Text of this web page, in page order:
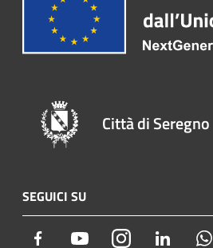
Città di Seregno
SEGUICI SU
Facebook YoutubeInstagram LinkedIn